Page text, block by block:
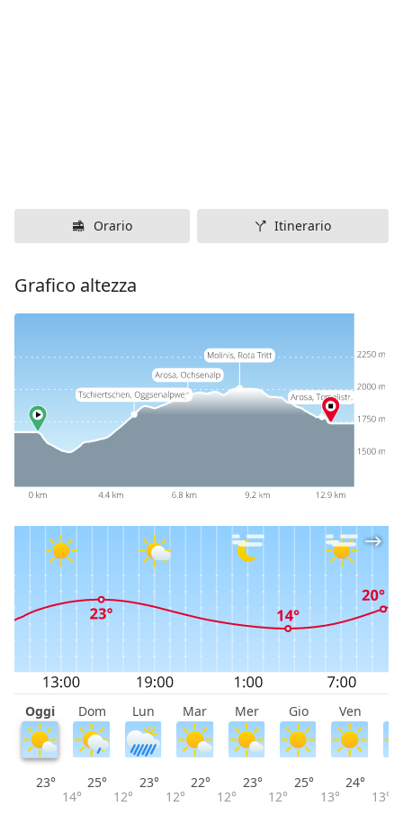
Orario Itinerario
Grafico altezza
Oggi Dom Lun Mar Mer Gio Ven
23°
14°
25°
12°
23°
12°
22°
12°
23°
12°
25°
13°
24°
13°